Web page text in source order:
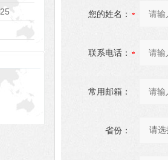
您的姓名：
联系电话：
常用邮箱：
省份：